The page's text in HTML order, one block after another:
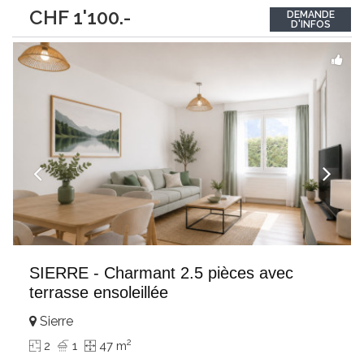
CHF 1'100.-
commercial :...
DEMANDE
D'INFOS
SIERRE - Charmant 2.5 pièces avec
terrasse ensoleillée
Sierre
2 1 47 m2